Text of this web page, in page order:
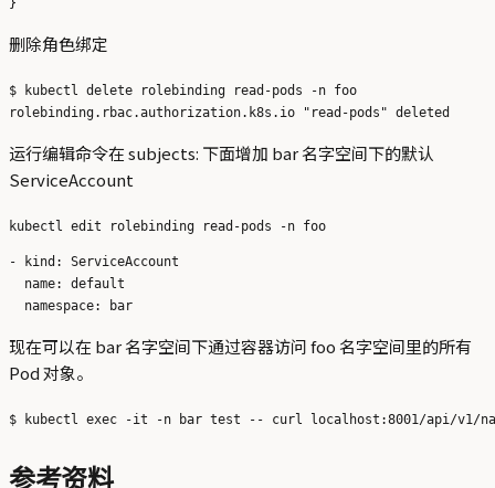
删除角色绑定
$ kubectl delete rolebinding read-pods -n foo
运行编辑命令在 subjects: 下面增加 bar 名字空间下的默认
ServiceAccount
- kind: ServiceAccount
  name: default
现在可以在 bar 名字空间下通过容器访问 foo 名字空间里的所有
Pod 对象。
参考资料